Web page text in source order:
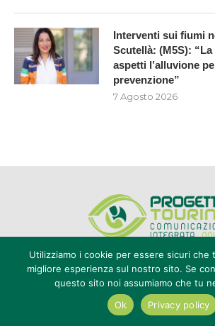
Interventi sui fiumi
Scutellà: (M5S):
aspetti l’alluvione
prevenzione”
7 Agosto 2026
Editore Progetto Touring srl - iscrizione al ROC
02636800803 - Reg. Tribunale Reggio
redazione@touring104.it
@2022 - All Right Reserved. Designed and
Utilizziamo i cookie per essere sicuri che
migliore esperienza sul nostro sito. Se
questo sito noi assumiamo che tu
Ok
Privacy policy